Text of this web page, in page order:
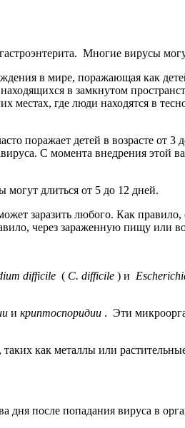
Многие вирусы
в мире, поражающая как
в замкнутом
где люди находятся в
поражает детей в возрасте
С момента внедрения этой
могут длиться от 5 до 12 дней.
заразить любого. Как
через зараженную пищу или
difficile ( C. difficile ) и
и криптоспоридии . Эти
как металлы или
дня после попадания вируса в